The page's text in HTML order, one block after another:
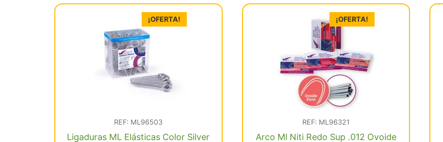
¡OFERTA!
REF: ML96503
Ligaduras ML Elásticas Color Silver
¡OFERTA!
REF: ML96321
Arco Ml Niti Redo Sup .012 Ovoide